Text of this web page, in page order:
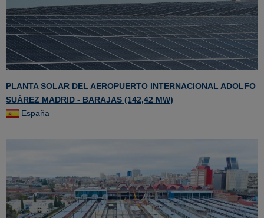
PLANTA SOLAR DEL AEROPUERTO INTERNACIONAL ADOLFO
SUÁREZ MADRID - BARAJAS (142,42 MW)
España